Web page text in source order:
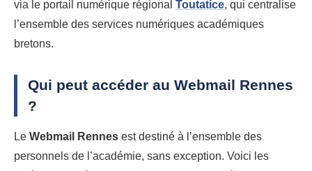
via le portail numérique régional Toutatice, qui centralise
l’ensemble des services numériques académiques
bretons.
Qui peut accéder au Webmail Rennes
?
Le Webmail Rennes est destiné à l’ensemble des
personnels de l’académie, sans exception. Voici les